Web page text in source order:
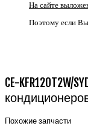
На сайте
Поэтому если
CE-
Похожие запчасти